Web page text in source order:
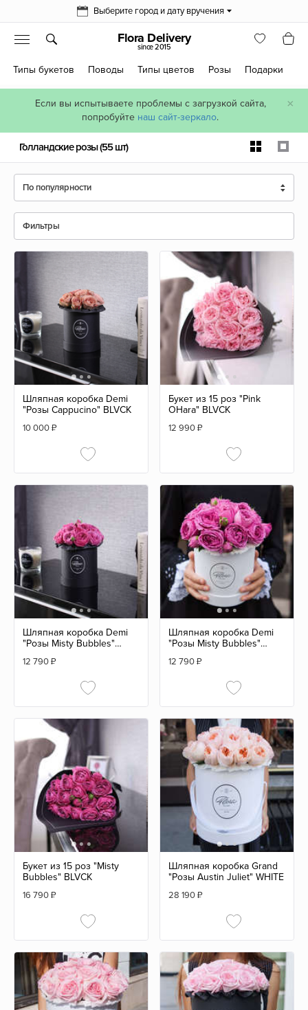
×
Если вы испытываете проблемы с загрузкой сайта,
попробуйте наш сайт-зеркало.
Выберите город и дату вручения
Flora Delivery
since 2015
Типы букетов Поводы Типы цветов Розы Подарки
Голландские розы(55 шт)
По популярности
Фильтры
Шляпная коробка Demi
"Розы Cappucino" BLVCK
10 000₽
Букет из 15 роз "Pink
OHara" BLVCK
12 990₽
Шляпная коробка Demi
"Розы Misty Bubbles"
12 790₽
Шляпная коробка Demi
"Розы Misty Bubbles"
12 790₽
Букет из 15 роз "Misty
Bubbles" BLVCK
16 790₽
Шляпная коробка Grand
"Розы Austin Juliet" WHITE
28 190₽